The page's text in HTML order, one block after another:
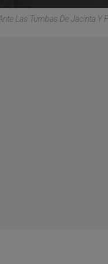
Las Tumbas De Jacinta Y